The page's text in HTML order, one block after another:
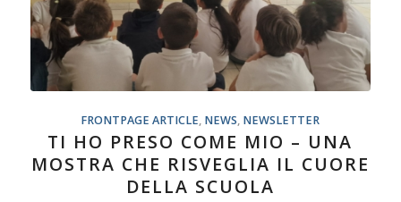
FRONTPAGE ARTICLE, NEWS, NEWSLETTER
TI HO PRESO COME MIO – UNA
MOSTRA CHE RISVEGLIA IL CUORE
DELLA SCUOLA